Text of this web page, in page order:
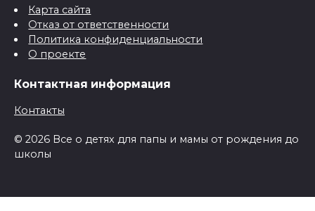
Карта сайта
Отказ от ответственности
Политика конфиденциальности
О проекте
Контактная информация
Контакты
© 2026 Все о детях для папы и мамы от рождения до
школы